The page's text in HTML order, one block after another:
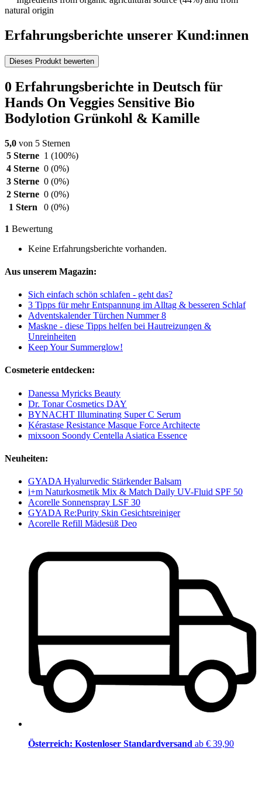
natural origin
Erfahrungsberichte unserer Kund:innen
Dieses Produkt bewerten
0 Erfahrungsberichte in Deutsch für
Hands On Veggies Sensitive Bio
Bodylotion Grünkohl & Kamille
5,0 von 5 Sternen
5 Sterne 1 (100%)
4 Sterne 0 (0%)
3 Sterne 0 (0%)
2 Sterne 0 (0%)
1 Stern
0 (0%)
1 Bewertung
Keine Erfahrungsberichte vorhanden.
Aus unserem Magazin:
Sich einfach schön schlafen - geht das?
3 Tipps für mehr Entspannung im Alltag & besseren Schlaf
Adventskalender Türchen Nummer 8
Maskne - diese Tipps helfen bei Hautreizungen &
Unreinheiten
Keep Your Summerglow!
Cosmeterie entdecken:
Danessa Myricks Beauty
Dr. Tonar Cosmetics DAY
BYNACHT Illuminating Super C Serum
Kérastase Resistance Masque Force Architecte
mixsoon Soondy Centella Asiatica Essence
Neuheiten:
GYADA Hyalurvedic Stärkender Balsam
i+m Naturkosmetik Mix & Match Daily UV-Fluid SPF 50
Acorelle Sonnenspray LSF 30
GYADA Re:Purity Skin Gesichtsreiniger
Acorelle Refill Mädesüß Deo
Österreich: Kostenloser Standardversand ab € 39,90